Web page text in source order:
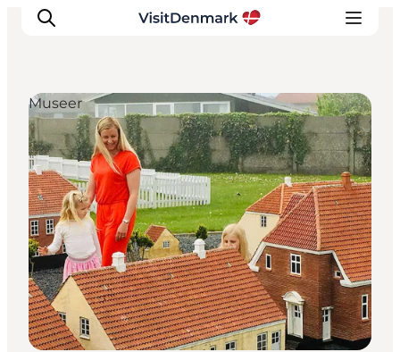
Inspirasjon
Reisemål
Aktiviteter
Overnatting
Planlegg reisen
Museer